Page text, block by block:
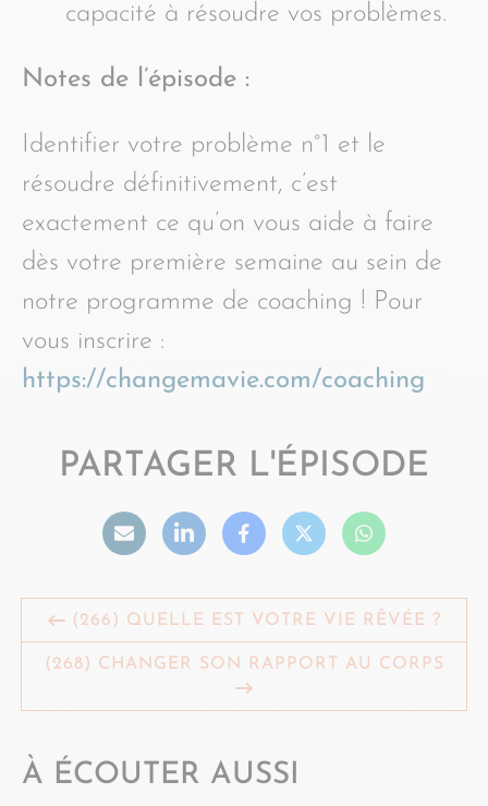
capacité à résoudre vos problèmes.
Notes de l’épisode :
Identifier votre problème n°1 et le
résoudre définitivement, c’est
exactement ce qu’on vous aide à faire
dès votre première semaine au sein de
notre programme de coaching ! Pour
vous inscrire :
https://changemavie.com/coaching
PARTAGER L'ÉPISODE
(266) QUELLE EST VOTRE VIE RÊVÉE ?
(268) CHANGER SON RAPPORT AU CORPS
À ÉCOUTER AUSSI